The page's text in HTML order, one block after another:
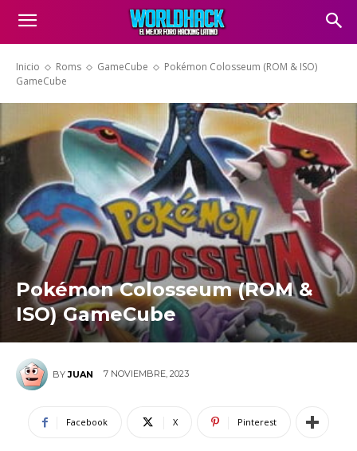
Inicio Roms GameCube
Pokémon Colosseum (ROM & ISO)
GameCube
Pokémon Colosseum (ROM &
ISO) GameCube
BY JUAN 7 NOVIEMBRE, 2023
Facebook X Pinterest